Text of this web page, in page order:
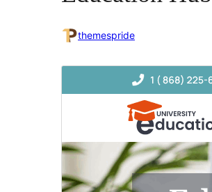
themespride